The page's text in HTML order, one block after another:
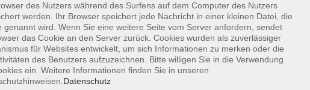
Startseite
des Nutzers während des Surfens auf dem Computer des Nutzers
werden. Ihr Browser speichert jede Nachricht in einer kleinen Datei, die
genannt wird. Wenn Sie eine weitere Seite vom Server anfordern, sendet
das Cookie an den Server zurück. Cookies wurden als zuverlässiger
für Websites entwickelt, um sich Informationen zu merken oder die
des Benutzers aufzuzeichnen. Bitte willigen Sie in die Verwendung
ein. Weitere Informationen finden Sie in unseren
Datenschutz